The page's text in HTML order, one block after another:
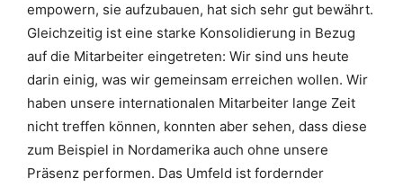
empowern, sie aufzubauen, hat sich sehr gut bewährt.
Gleichzeitig ist eine starke Konsolidierung in Bezug
auf die Mitarbeiter eingetreten: Wir sind uns heute
darin einig, was wir gemeinsam erreichen wollen. Wir
haben unsere internationalen Mitarbeiter lange Zeit
nicht treffen können, konnten aber sehen, dass diese
zum Beispiel in Nordamerika auch ohne unsere
Präsenz performen. Das Umfeld ist fordernder